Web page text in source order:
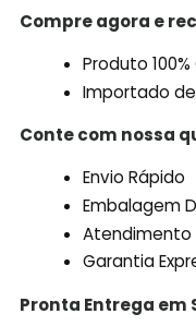
Compre agora e
Produto
Importado
Conte com nossa
Envio Rápido
Embalagem
Atendimento
Garantia
Pronta Entrega em